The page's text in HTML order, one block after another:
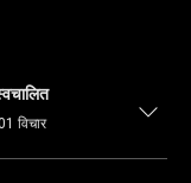
विचार